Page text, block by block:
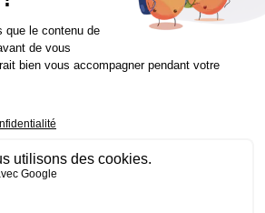
Webdesigner (en alternance)
Mastère
Game
supérieur privé - ECV 2019 ©
de confidentialité